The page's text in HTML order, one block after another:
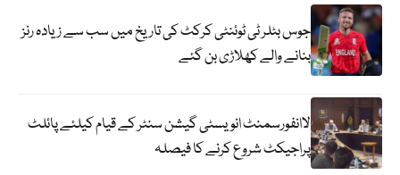
جوس بٹلر ٹی ٹوئنٹی کرکٹ کی تاریخ میں سب سے زیادہ رنز
بنانے والے کھلاڑی بن گئے
لاانفورسمنٹ انویسٹی گیشن سنٹر کے قیام کیلئے پائلٹ
پراجیکٹ شروع کرنے کا فیصلہ